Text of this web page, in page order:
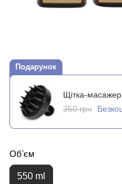
Подарунок
Щітка-
350 грн
Обʼєм
550 ml